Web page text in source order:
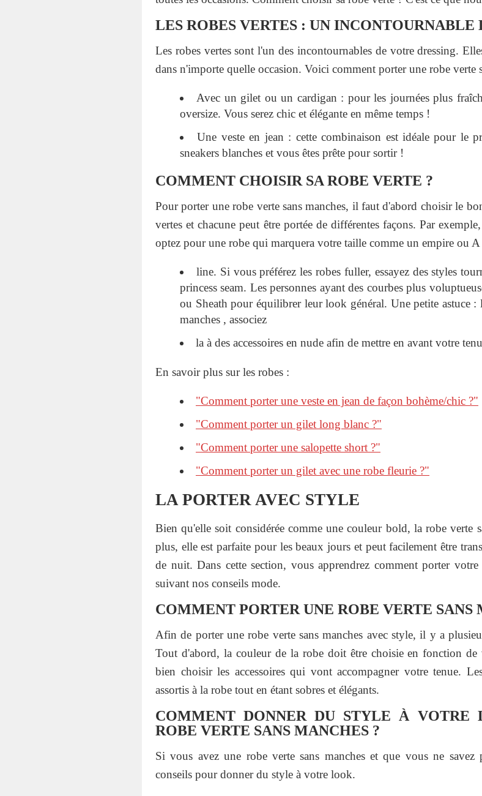
LES ROBES VERTES : UN INCONTOURNABLE
Les robes vertes sont l'un des incontournables de votre dressing.
dans n'importe quelle occasion. Voici comment porter une robe verte
Avec un gilet ou un cardigan : pour les journées plus
oversize. Vous serez chic et élégante en même temps !
Une veste en jean : cette combinaison est idéale pour le
sneakers blanches et vous êtes prête pour sortir !
COMMENT CHOISIR SA ROBE VERTE ?
Pour porter une robe verte sans manches, il faut d'abord choisir le
vertes et chacune peut être portée de différentes façons. Par
optez pour une robe qui marquera votre taille comme un empire ou A
line. Si vous préférez les robes fuller, essayez des styles
princess seam. Les personnes ayant des courbes plus
ou Sheath pour équilibrer leur look général. Une petite astuce :
manches , associez
la à des accessoires en nude afin de mettre en avant votre
En savoir plus sur les robes :
"Comment porter une veste en jean de façon bohème/chic ?"
"Comment porter un gilet long blanc ?"
"Comment porter une salopette short ?"
"Comment porter un gilet avec une robe fleurie ?"
LA PORTER AVEC STYLE
Bien qu'elle soit considérée comme une couleur bold, la robe verte
plus, elle est parfaite pour les beaux jours et peut facilement être
de nuit. Dans cette section, vous apprendrez comment porter
suivant nos conseils mode.
COMMENT PORTER UNE ROBE VERTE SANS
Afin de porter une robe verte sans manches avec style, il y a
Tout d'abord, la couleur de la robe doit être choisie en fonction
bien choisir les accessoires qui vont accompagner votre tenue.
assortis à la robe tout en étant sobres et élégants.
COMMENT DONNER DU STYLE À VOTRE
ROBE VERTE SANS MANCHES ?
Si vous avez une robe verte sans manches et que vous ne
conseils pour donner du style à votre look.